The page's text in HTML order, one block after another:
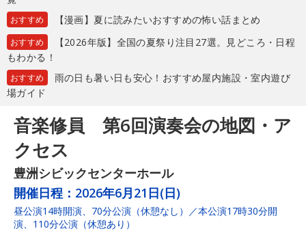
おすすめ 【漫画】夏に読みたいおすすめの怖い話まとめ
おすすめ
【2026年版】全国の夏祭り注目27選。見どころ・日程
もわかる！
おすすめ
雨の日も暑い日も安心！おすすめ屋内施設・室内遊び
場ガイド
音楽修員 第6回演奏会の地図・ア
クセス
豊洲シビックセンターホール
開催日程： 2026年6月21日(日)
昼公演14時開演、70分公演（休憩なし）／本公演17時30分開
演、110分公演（休憩あり）